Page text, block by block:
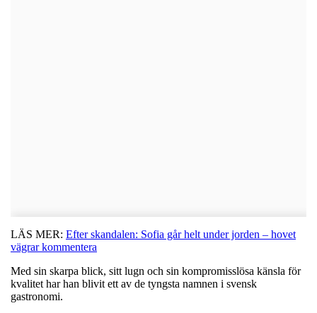
LÄS MER: Efter skandalen: Sofia går helt under jorden – hovet
vägrar kommentera
Med sin skarpa blick, sitt lugn och sin kompromisslösa känsla för
kvalitet har han blivit ett av de tyngsta namnen i svensk
gastronomi.